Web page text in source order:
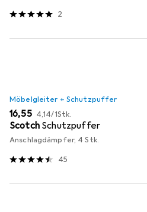
2
Möbelgleiter + Schutzpuffer
EUR
16,55 EUR
4,14/1Stk.
Scotch Schutzpuffer
Anschlagdämpfer, 4 Stk.
45